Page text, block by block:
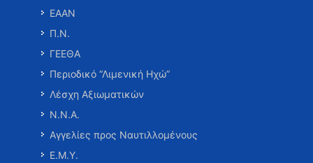
ΕΑΑΝ
Π.Ν.
ΓΕΕΘΑ
Περιοδικό “Λιμενική Ηχώ”
Λέσχη Αξιωματικών
Ν.Ν.Α.
Αγγελίες προς Ναυτιλλομένους
Ε.Μ.Υ.